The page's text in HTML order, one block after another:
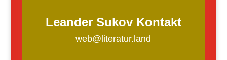
Leander Sukov Kontakt
web@literatur.land